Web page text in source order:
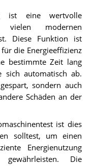
ist eine wertvolle
vielen modernen
Diese Funktion ist
die Energieeffizienz
bestimmte Zeit lang
sich automatisch ab.
sondern auch
Schäden an der
ist dies
solltest, um einen
Energienutzung
gewährleisten. Die